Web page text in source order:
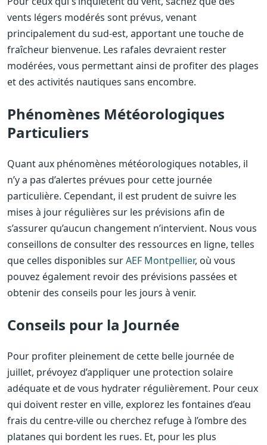
vents légers modérés sont prévus, venant
principalement du sud-est, apportant une touche de
fraîcheur bienvenue. Les rafales devraient rester
modérées, vous permettant ainsi de profiter des plages
et des activités nautiques sans encombre.
Phénomènes Météorologiques
Particuliers
Quant aux phénomènes météorologiques notables, il
n’y a pas d’alertes prévues pour cette journée
particulière. Cependant, il est prudent de suivre les
mises à jour régulières sur les prévisions afin de
s’assurer qu’aucun changement n’intervient. Nous vous
conseillons de consulter des ressources en ligne, telles
que celles disponibles surAEF Montpellier, où vous
pouvez également revoir des prévisions passées et
obtenir des conseils pour les jours à venir.
Conseils pour la Journée
Pour profiter pleinement de cette belle journée de
juillet, prévoyez d’appliquer une protection solaire
adéquate et de vous hydrater régulièrement. Pour ceux
qui doivent rester en ville, explorez les fontaines d’eau
frais du centre-ville ou cherchez refuge à l’ombre des
platanes qui bordent les rues. Et, pour les plus